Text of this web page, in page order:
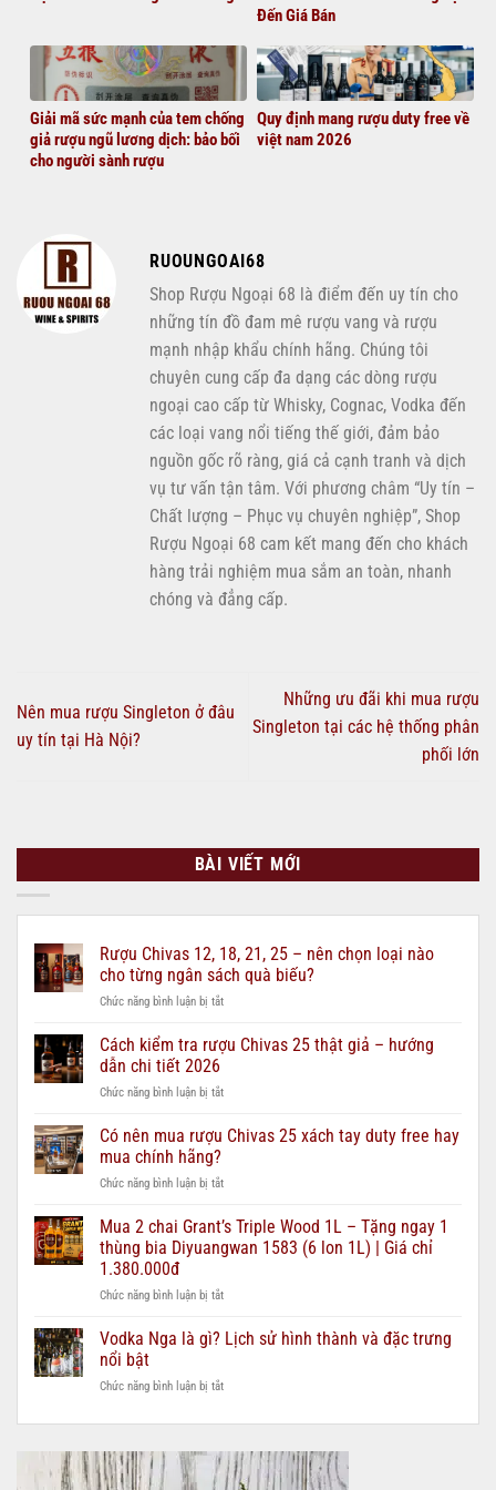
Đến Giá Bán
Giải mã sức mạnh của tem chống
giả rượu ngũ lương dịch: bảo bối
cho người sành rượu
Quy định mang rượu duty free về
việt nam 2026
RUOUNGOAI68
Shop Rượu Ngoại 68 là điểm đến uy tín cho
những tín đồ đam mê rượu vang và rượu
mạnh nhập khẩu chính hãng. Chúng tôi
chuyên cung cấp đa dạng các dòng rượu
ngoại cao cấp từ Whisky, Cognac, Vodka đến
các loại vang nổi tiếng thế giới, đảm bảo
nguồn gốc rõ ràng, giá cả cạnh tranh và dịch
vụ tư vấn tận tâm. Với phương châm “Uy tín –
Chất lượng – Phục vụ chuyên nghiệp”, Shop
Rượu Ngoại 68 cam kết mang đến cho khách
hàng trải nghiệm mua sắm an toàn, nhanh
chóng và đẳng cấp.
Nên mua rượu Singleton ở đâu
uy tín tại Hà Nội?
Những ưu đãi khi mua rượu
Singleton tại các hệ thống phân
phối lớn
BÀI VIẾT MỚI
Rượu Chivas 12, 18, 21, 25 – nên chọn loại nào
cho từng ngân sách quà biếu?
Chức năng bình luận bị tắtở
Chivas
12,
21,
–
loại
cho
từng
quà
Cách kiểm tra rượu Chivas 25 thật giả – hướng
dẫn chi tiết 2026
Chức năng bình luận bị tắtở
kiểm
Chivas
thật
giả
–
dẫn
tiết
Có nên mua rượu Chivas 25 xách tay duty free hay
mua chính hãng?
Chức năng bình luận bị tắtở
nên
rượu
25
tay
duty
hay
chính
Mua 2 chai Grant’s Triple Wood 1L – Tặng ngay 1
thùng bia Diyuangwan 1583 (6 lon 1L) | Giá chỉ
1.380.000đ
Chức năng bình luận bị tắtở
2
chai
Triple
1L
Tặng
ngay
Vodka Nga là gì? Lịch sử hình thành và đặc trưng
nổi bật
Chức năng bình luận bị tắtở
Nga
gì?
Lịch